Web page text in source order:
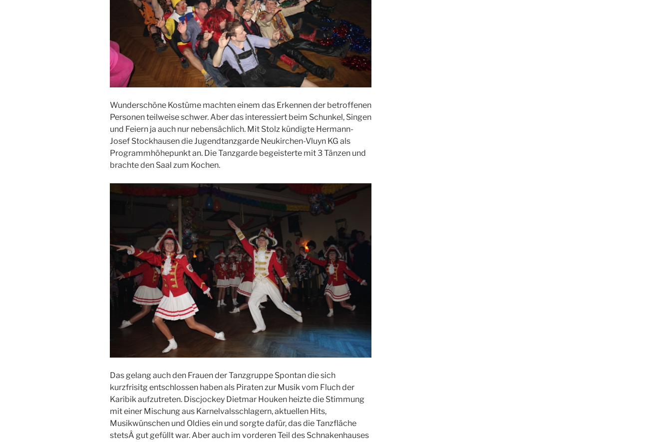
Wunderschöne Kostüme machten einem das Erkennen der betroffenen
Personen teilweise schwer. Aber das interessiert beim Schunkel, Singen
und Feiern ja auch nur nebensächlich. Mit Stolz kündigte Hermann-
Josef Stockhausen die Jugendtanzgarde Neukirchen-Vluyn KG als
Programmhöhepunkt an. Die Tanzgarde begeisterte mit 3 Tänzen und
brachte den Saal zum Kochen.
Das gelang auch den Frauen der Tanzgruppe Spontan die sich
kurzfrisitg entschlossen haben als Piraten zur Musik vom Fluch der
Karibik aufzutreten. Discjockey Dietmar Houken heizte die Stimmung
mit einer Mischung aus Karnelvalsschlagern, aktuellen Hits,
Musikwünschen und Oldies ein und sorgte dafür, das die Tanzfläche
stetsÂ gut gefüllt war. Aber auch im vorderen Teil des Schnakenhauses